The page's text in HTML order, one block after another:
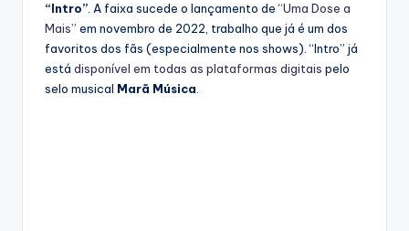
“Intro”. A faixa sucede o lançamento de “Uma Dose a
Mais” em novembro de 2022, trabalho que já é um dos
favoritos dos fãs (especialmente nos shows). “Intro” já
está disponível em todas as plataformas digitais pelo
selo musical Marã Música.